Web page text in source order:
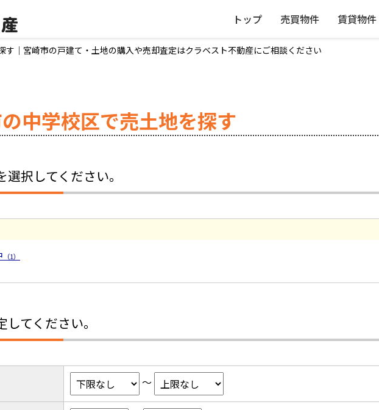
トップ 売買物件 賃貸物件
す｜宮崎市の戸建て・土地の購入や売却査定はクラベスト不動産にご相談ください
中学校区で売土地を探す
選択してください。
（1）
てください。
～